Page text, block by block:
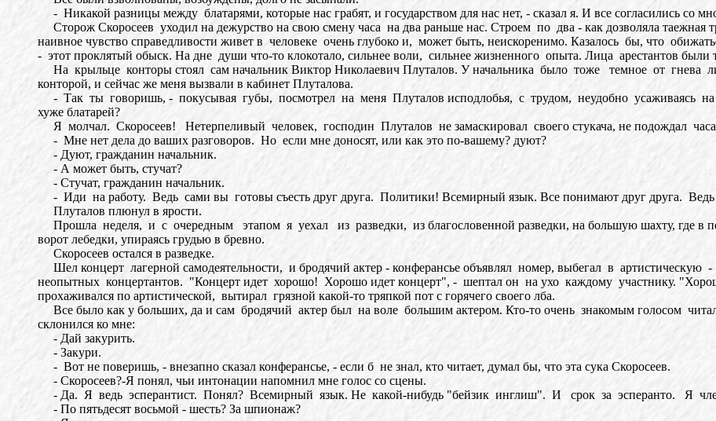
- Никакой разницы между блатарями, которые нас грабят, и государством для нас нет, - сказал я. И все согласились со
Сторож Скоросеев уходил на дежурство на свою смену часа на два раньше нас. Строем по два - как дозволяла
наивное чувство справедливости живет в человеке очень глубоко и, может быть, неискоренимо. Казалось бы, что
- этот проклятый обыск. На дне души что-то клокотало, сильнее воли, сильнее жизненного опыта. Лица арестантов были
На крыльце конторы стоял сам начальник Виктор Николаевич Плуталов. У начальника было тоже темное от гнева
конторой, и сейчас же меня вызвали в кабинет Плуталова.
- Так ты говоришь, - покусывая губы, посмотрел на меня Плуталов исподлобья, с трудом, неудобно усаживаясь на
хуже блатарей?
Я молчал. Скоросеев! Нетерпеливый человек, господин Плуталов не замаскировал своего стукача, не подождал
- Мне нет дела до ваших разговоров. Но если мне доносят, или как это по-вашему? дуют?
- Дуют, гражданин начальник.
- А может быть, стучат?
- Стучат, гражданин начальник.
- Иди на работу. Ведь сами вы готовы съесть друг друга. Политики! Всемирный язык. Все понимают друг друга. Ведь я
Плуталов плюнул в ярости.
Прошла неделя, и с очередным этапом я уехал из разведки, из благословенной разведки, на большую шахту, где в
ворот лебедки, упираясь грудью в бревно.
Скоросеев остался в разведке.
Шел концерт лагерной самодеятельности, и бродячий актер - конферансье объявлял номер, выбегал в
неопытных концертантов. "Концерт идет хорошо! Хорошо идет концерт", - шептал он на ухо каждому участнику.
прохаживался по артистической, вытирал грязной какой-то тряпкой пот с горячего своего лба.
Все было как у больших, да и сам бродячий актер был на воле большим актером. Кто-то очень знакомым голосом
склонился ко мне:
- Дай закурить.
- Закури.
- Вот не поверишь, - внезапно сказал конферансье, - если б не знал, кто читает, думал бы, что эта сука Скоросеев.
- Скоросеев?-Я понял, чьи интонации напомнил мне голос со сцены.
- Да. Я ведь эсперантист. Понял? Всемирный язык. Не какой-нибудь "бейзик инглиш". И срок за эсперанто. Я член
- По пятьдесят восьмой - шесть? За шпионаж?